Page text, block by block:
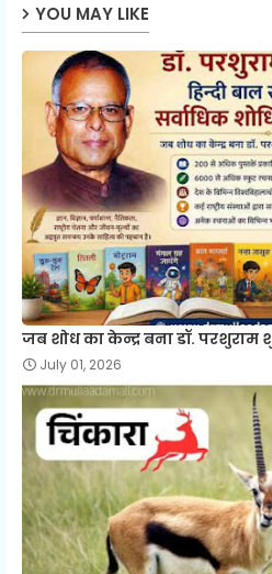
YOU MAY LIKE
जब शोध का केन्द्र बना डॉ. परशुराम
July 01, 2026